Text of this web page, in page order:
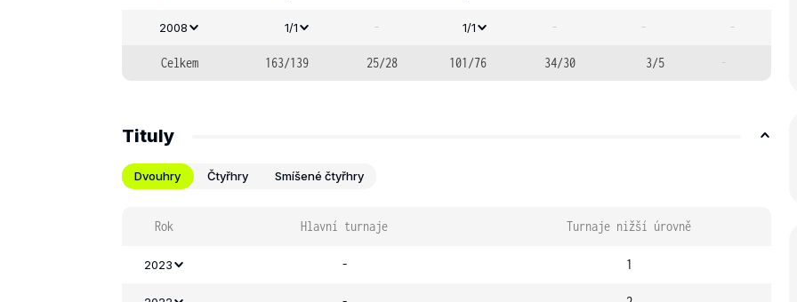
2008 1/1 - 1/1 - - -
Celkem 163/139 25/28 101/76 34/30 3/5 -
Tituly
Dvouhry Čtyřhry Smíšené čtyřhry
Rok Hlavní turnaje Turnaje nižší úrovně
2023 - 1